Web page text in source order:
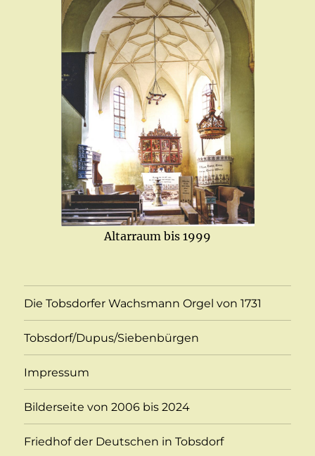
Altarraum bis 1999
Die Tobsdorfer Wachsmann Orgel von 1731
Tobsdorf/Dupus/Siebenbürgen
Impressum
Bilderseite von 2006 bis 2024
Friedhof der Deutschen in Tobsdorf